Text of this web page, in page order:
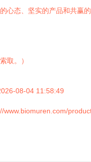
态、坚实的产品和共赢
取。）
08-04 11:58:49
www.biomuren.com/